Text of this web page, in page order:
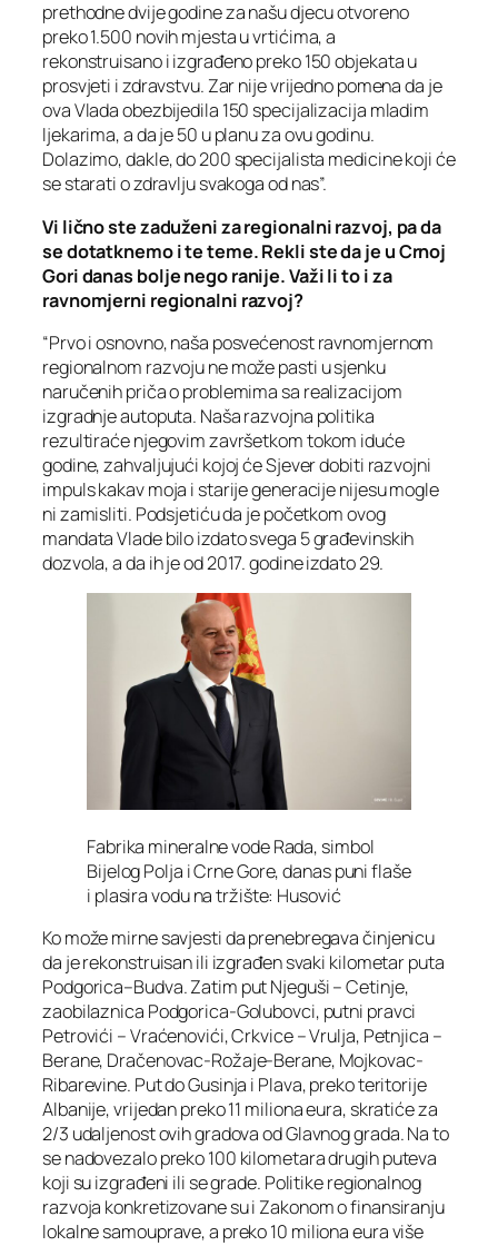
prethodne dvije godine za našu djecu otvoreno
preko 1.500 novih mjesta u vrtićima, a
rekonstruisano i izgrađeno preko 150 objekata u
prosvjeti i zdravstvu. Zar nije vrijedno pomena da je
ova Vlada obezbijedila 150 specijalizacija mladim
ljekarima, a da je 50 u planu za ovu godinu.
Dolazimo, dakle, do 200 specijalista medicine koji će
se starati o zdravlju svakoga od nas”.
Vi lično ste zaduženi za regionalni razvoj, pa da
se dotatknemo i te teme. Rekli ste da je u Crnoj
Gori danas bolje nego ranije. Važi li to i za
ravnomjerni regionalni razvoj?
“Prvo i osnovno, naša posvećenost ravnomjernom
regionalnom razvoju ne može pasti u sjenku
naručenih priča o problemima sa realizacijom
izgradnje autoputa. Naša razvojna politika
rezultiraće njegovim završetkom tokom iduće
godine, zahvaljujući kojoj će Sjever dobiti razvojni
impuls kakav moja i starije generacije nijesu mogle
ni zamisliti. Podsjetiću da je početkom ovog
mandata Vlade bilo izdato svega 5 građevinskih
dozvola, a da ih je od 2017. godine izdato 29.
Fabrika mineralne vode Rada, simbol
Bijelog Polja i Crne Gore, danas puni flaše
i plasira vodu na tržište: Husović
Ko može mirne savjesti da prenebregava činjenicu
da je rekonstruisan ili izgrađen svaki kilometar puta
Podgorica–Budva. Zatim put Njeguši – Cetinje,
zaobilaznica Podgorica-Golubovci, putni pravci
Petrovići – Vraćenovići, Crkvice – Vrulja, Petnjica –
Berane, Dračenovac-Rožaje-Berane, Mojkovac-
Ribarevine. Put do Gusinja i Plava, preko teritorije
Albanije, vrijedan preko 11 miliona eura, skratiće za
2/3 udaljenost ovih gradova od Glavnog grada. Na to
se nadovezalo preko 100 kilometara drugih puteva
koji su izgrađeni ili se grade. Politike regionalnog
razvoja konkretizovane su i Zakonom o finansiranju
lokalne samouprave, a preko 10 miliona eura više